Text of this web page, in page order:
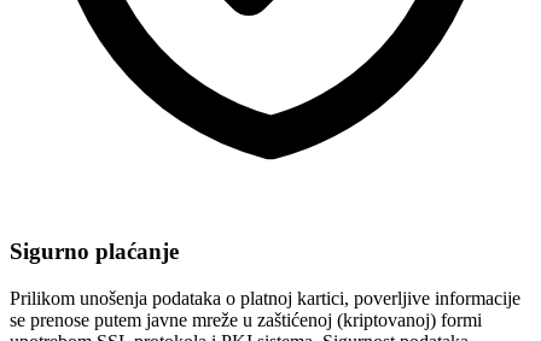
Sigurno plaćanje
Prilikom unošenja podataka o platnoj kartici, poverljive informacije
se prenose putem javne mreže u zaštićenoj (kriptovanoj) formi